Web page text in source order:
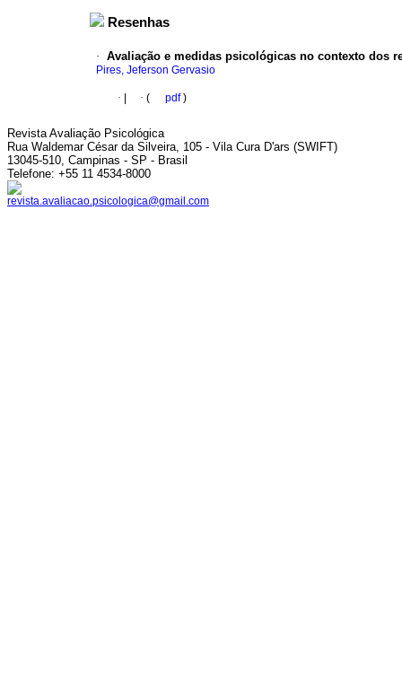
Resenhas
· Avaliação e medidas psicológicas no contexto dos
Pires, Jeferson Gervasio
· · ( pdf)
Revista Avaliação Psicológica
Rua Waldemar César da Silveira, 105 - Vila Cura D'ars (SWIFT)
13045-510, Campinas - SP - Brasil
Telefone: +55 11 4534-8000
revista.avaliacao.psicologica@gmail.com